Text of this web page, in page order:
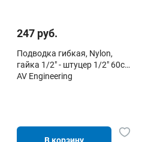
247 руб.
Подводка гибкая, Nylon,
гайка 1/2" - штуцер 1/2" 60см
AV Engineering
В корзину